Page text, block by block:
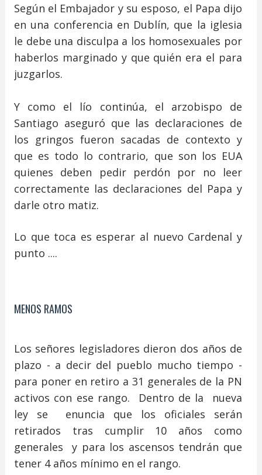
Según el Embajador y su esposo, el Papa dijo
en una conferencia en Dublín, que la iglesia
le debe una disculpa a los homosexuales por
haberlos marginado y que quién era el para
juzgarlos.
Y como el lío continúa, el arzobispo de
Santiago aseguró que las declaraciones de
los gringos fueron sacadas de contexto y
que es todo lo contrario, que son los EUA
quienes deben pedir perdón por no leer
correctamente las declaraciones del Papa y
darle otro matiz.
Lo que toca es esperar al nuevo Cardenal y
punto ....
MENOS RAMOS
Los señores legisladores dieron dos años de
plazo - a decir del pueblo mucho tiempo -
para poner en retiro a 31 generales de la PN
activos con ese rango. Dentro de la nueva
ley se enuncia que los oficiales serán
retirados tras cumplir 10 años como
generales y para los ascensos tendrán que
tener 4 años mínimo en el rango.